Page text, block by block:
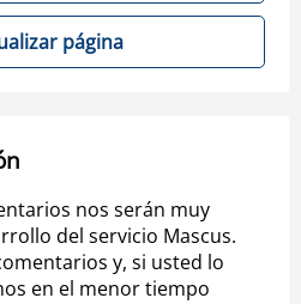
página
nos serán muy
del servicio Mascus.
y, si usted lo
en el menor tiempo